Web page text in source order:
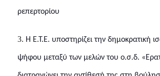
ρεπερτορίου
3. Η Ε.Τ.Ε. υποστηρίζει την δημοκρατική
ψήφου μεταξύ των μελών του ο.σ.δ.